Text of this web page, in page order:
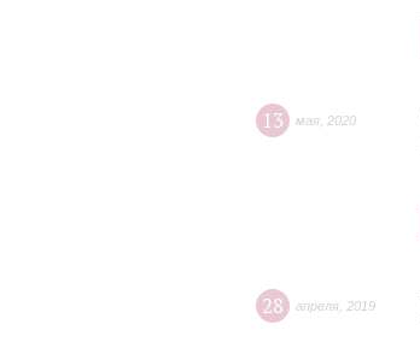
13 мая 2020
28 апреля 2019